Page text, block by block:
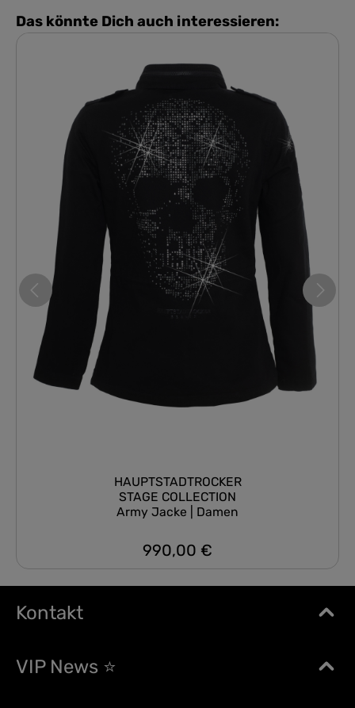
Das könnte Dich auch interessieren:
HAUPTSTADTROCKER
STAGE COLLECTION
Army Jacke | Damen
Regulärer Preis:
990,00 €
Kontakt
VIP News ⭐